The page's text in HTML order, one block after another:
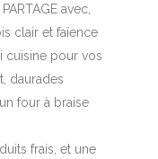
avec,
clair et faïence
cuisine pour vos
daurades
four à braise
frais, et une